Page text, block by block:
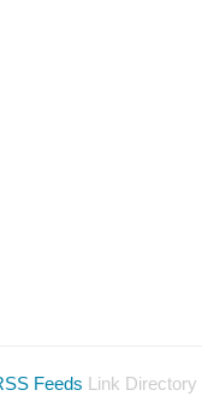
Feeds Link Directory